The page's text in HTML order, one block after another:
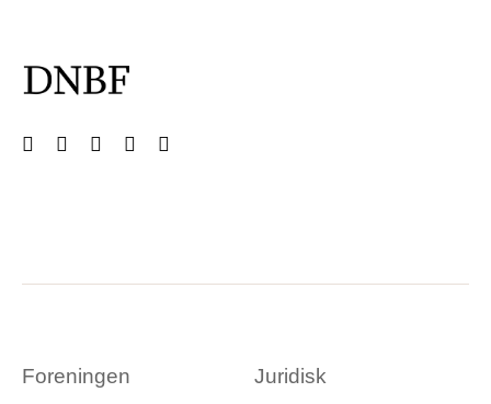
Foreningen Juridisk